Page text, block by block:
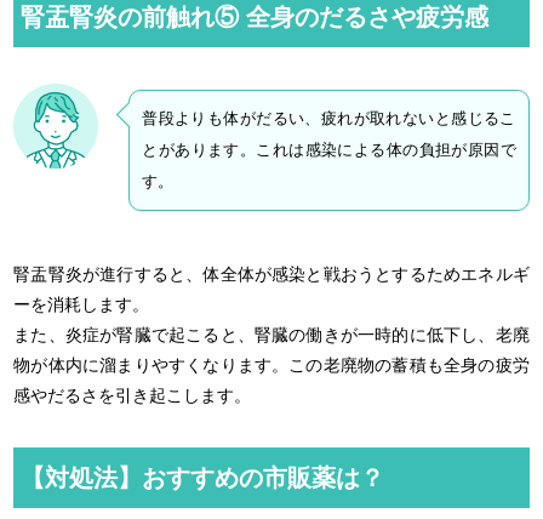
腎盂腎炎の前触れ⑤ 全身のだるさや疲労感
普段よりも体がだるい、疲れが取れないと感じるこ
とがあります。これは感染による体の負担が原因で
す。
腎盂腎炎が進行すると、体全体が感染と戦おうとするためエネルギ
ーを消耗します。
また、炎症が腎臓で起こると、腎臓の働きが一時的に低下し、老廃
物が体内に溜まりやすくなります。この老廃物の蓄積も全身の疲労
感やだるさを引き起こします。
【対処法】おすすめの市販薬は？